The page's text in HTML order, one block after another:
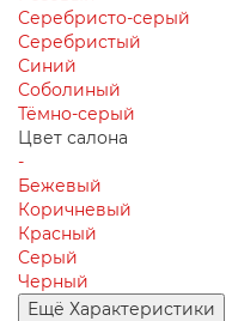
Серебристо-серый
Серебристый
Синий
Соболиный
Тёмно-серый
Цвет салона
-
Бежевый
Коричневый
Красный
Серый
Черный
Ещё Характеристики